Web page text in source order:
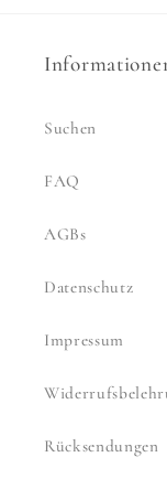
Suchen
FAQ
AGBs
Datenschutz
Impressum
Rücksendungen